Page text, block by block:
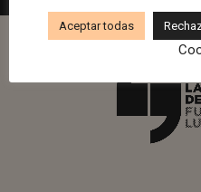
Aceptar todas